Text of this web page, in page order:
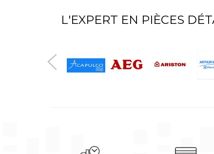
L'EXPERT EN PIÈCES